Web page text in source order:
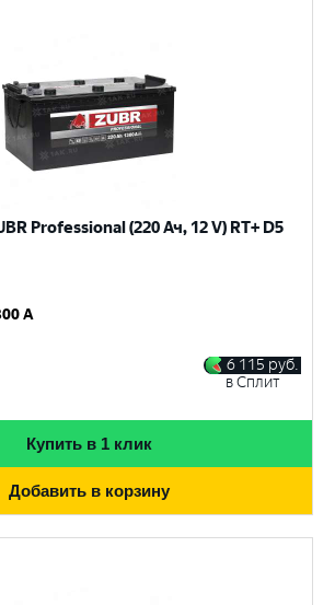
Professional (220 Ач, 12 V) RT+ D5
A
6 115 руб.
в Сплит
Купить в 1 клик
Добавить в корзину